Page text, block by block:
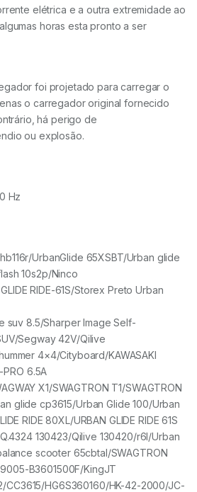
elétrica e a outra extremidade ao
horas esta pronto a ser
foi projetado para carregar o
o carregador original fornecido
há perigo de
ou explosão.
Hz
UrbanGlide 65XSBT/Urban glide
10s2p/Ninco
RIDE-61S/Storex Preto Urban
suv 8.5/Sharper Image Self-
Segway 42V/Qilive
4×4/Cityboard/KAWASAKI
PRO 6.5A
X1/SWAGTRON T1/SWAGTRON
glide cp3615/Urban Glide 100/Urban
RIDE 80XL/URBAN GLIDE RIDE 61S
130423/Qilive 130420/r6l/Urban
scooter 65cbtal/SWAGTRON
B3601500F/KingJT
HG6S360160/HK-42-2000/JC-